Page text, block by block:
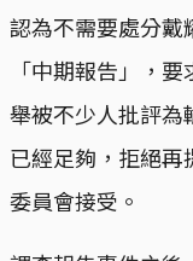
認為不需要處分戴
「中期報告」，
舉被不少人批評為
已經足夠，拒絕
委員會接受。